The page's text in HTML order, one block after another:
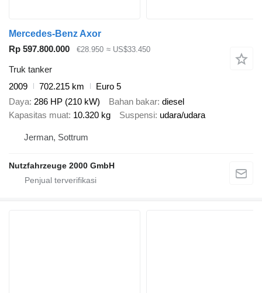
Mercedes-Benz Axor
Rp 597.800.000
€28.950 ≈ US$33.450
Truk tanker
2009
702.215 km
Euro 5
Daya 286 HP (210 kW) Bahan bakar diesel
Kapasitas muat 10.320 kg Suspensi udara/udara
Jerman, Sottrum
Nutzfahrzeuge 2000 GmbH